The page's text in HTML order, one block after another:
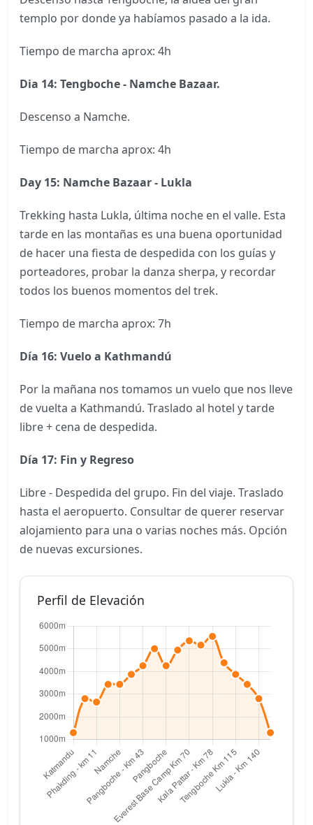
templo por donde ya habíamos pasado a la ida.
Tiempo de marcha aprox: 4h
Dia 14: Tengboche - Namche Bazaar.
Descenso a Namche.
Tiempo de marcha aprox: 4h
Day 15: Namche Bazaar - Lukla
Trekking hasta Lukla, última noche en el valle. Esta
tarde en las montañas es una buena oportunidad
de hacer una fiesta de despedida con los guías y
porteadores, probar la danza sherpa, y recordar
todos los buenos momentos del trek.
Tiempo de marcha aprox: 7h
Día 16: Vuelo a Kathmandú
Por la mañana nos tomamos un vuelo que nos lleve
de vuelta a Kathmandú. Traslado al hotel y tarde
libre + cena de despedida.
Día 17: Fin y Regreso
Libre - Despedida del grupo. Fin del viaje. Traslado
hasta el aeropuerto. Consultar de querer reservar
alojamiento para una o varias noches más. Opción
de nuevas excursiones.
Perfil de Elevación